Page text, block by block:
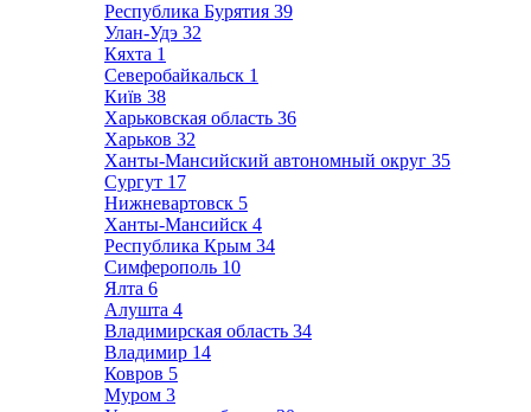
Республика Бурятия 39
Улан-Удэ 32
Кяхта 1
Северобайкальск 1
Київ 38
Харьковская область 36
Харьков 32
Ханты-Мансийский автономный округ 35
Сургут 17
Нижневартовск 5
Ханты-Мансийск 4
Республика Крым 34
Симферополь 10
Ялта 6
Алушта 4
Владимирская область 34
Владимир 14
Ковров 5
Муром 3